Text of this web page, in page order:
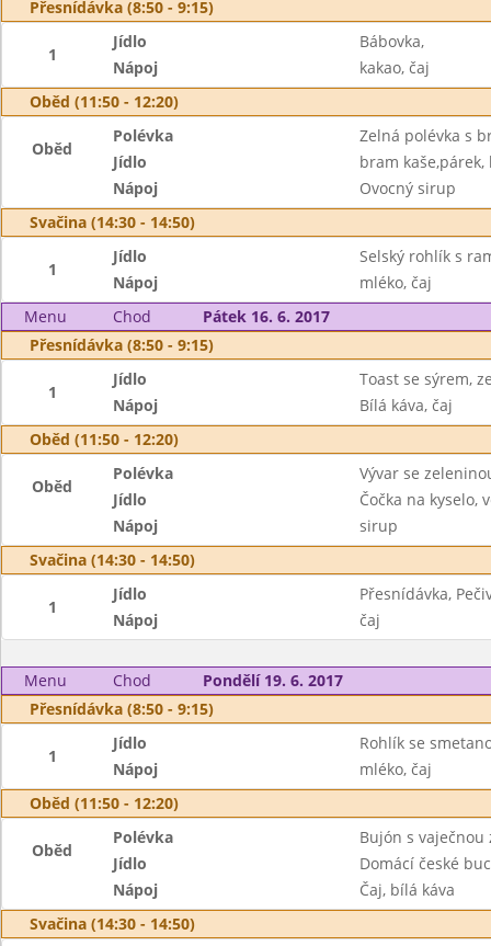
Přesnídávka (8:50 - 9:15)
1
Jídlo
Bábovka,
Nápoj
kakao, čaj
Oběd (11:50 - 12:20)
Oběd
Polévka
Zelná polévka s
Jídlo
bram kaše,párek,
Nápoj
Ovocný sirup
Svačina (14:30 - 14:50)
1
Jídlo
Selský rohlík s
Nápoj
mléko, čaj
Menu
Chod
Pátek 16. 6. 2017
Přesnídávka (8:50 - 9:15)
1
Jídlo
Toast se sýrem,
Nápoj
Bílá káva, čaj
Oběd (11:50 - 12:20)
Oběd
Polévka
Vývar se
Jídlo
Čočka na kyselo,
Nápoj
sirup
Svačina (14:30 - 14:50)
1
Jídlo
Přesnídávka,
Nápoj
čaj
Menu Chod
Pondělí 19. 6. 2017
Přesnídávka (8:50 - 9:15)
1
Jídlo
Rohlík se
Nápoj
mléko, čaj
Oběd (11:50 - 12:20)
Oběd
Polévka
Bujón s vaječnou
Jídlo
Domácí české
Nápoj
Čaj, bílá káva
Svačina (14:30 - 14:50)